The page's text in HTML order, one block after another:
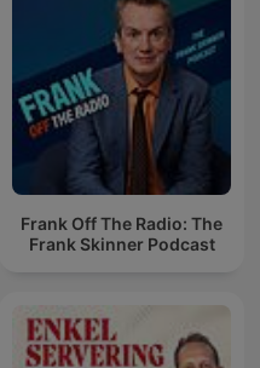
Frank Off The Radio: The
Frank Skinner Podcast